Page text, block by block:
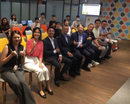
No Caption